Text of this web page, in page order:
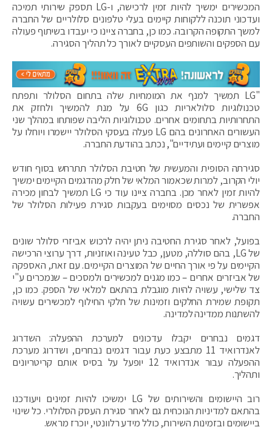
המכשירים ימשיך להיות זמין לרכישה, ו-LG תספק שירותי תמיכה
ועדכוני תוכנה ללקוחות קיימים בעלי טלפונים סלולריים של החברה
למשך התקופה הקרובה. כמו כן, בחברה ציינו כי יעבדו בשיתוף פעולה
עם הספקים והשותפים העסקיים לאורך כל תהליך הסגירה.
"LG תמשיך למנף את המומחיות שלה בתחום הסלולר ותפתח
טכנולוגיות סלולאריות כגון 6G על מנת להמשיך ולחזק את
התחרותיות בתחומים אחרים. טכנולוגיות הליבה שפותחו במהלך שני
העשורים האחרונים בהם LG פעלה בעסקי הסלולר יישמרו ויוחלו על
מוצרים קיימים ועתידיים", נכתב בהודעת החברה.
סגירתה הסופית והמעשית של חטיבת הסלולר תתרחש בסוף חודש
יולי הקרוב, למרות שכאמור המלאי של חלק מהדגמים הקיימים ימשיך
להיות זמין לאחר מכן. בחברה ציינו עוד כי LG תמשיך לבחון מכירה
אפשרית של נכסים מסוימים בעקבות סגירת פעילות הסלולר של
החברה.
בפועל, לאחר סגירת החטיבה ניתן יהיה לרכוש אביזרי סלולר שונים
של LG, בהם סוללה, מטען, כבל טעינה ואוזניות, דרך ערוצי הרכישה
הקיימים על פי אורך החיים של המוצרים הקיימים. עם זאת, האספקה
של אביזרים אחרים – כמו מגנים למכשירים ולמסכים – שנמכרים ע"י
צד שלישי, עשויה להיות מוגבלת בהתאם למלאי של הספק. כמו כן,
תקופת שמירת החלקים וזמינות של חלקי החילוף למכשירים עשויה
להשתנות ממדינה למדינה.
דגמים נבחרים יקבלו עדכונים למערכת ההפעלה: השדרוג
לאנדרואיד 11 מתבצע כעת עבור דגמים נבחרים, ושדרוג מערכת
ההפעלה עבור אנדרואיד 12 יופעל על בסיס אותם קריטריונים
ותהליך.
רוב היישומים והשירותים של LG ימשיכו להיות זמינים ויעודכנו
בהתאם למדיניות הנוכחית גם לאחר סגירת העסק הסלולרי. כל שינוי
ביישומים ובזמינות השירות, כולל מידע רלוונטי, יוכרז מראש.